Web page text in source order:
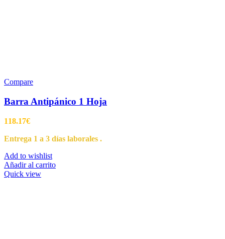
Compare
Barra Antipánico 1 Hoja
118.17€
Entrega 1 a 3 días laborales .
Add to wishlist
Añadir al carrito
Quick view